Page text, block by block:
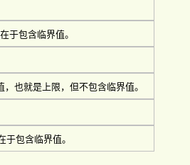
于包含临界值。
也就是上限，但不包含临界值。
于包含临界值。